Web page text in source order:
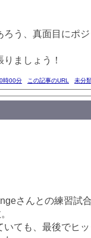
ろう、真面目にポ
ましょう！
時00分 この記事のURL 未分
さんとの練習試
いても、最後でヒ